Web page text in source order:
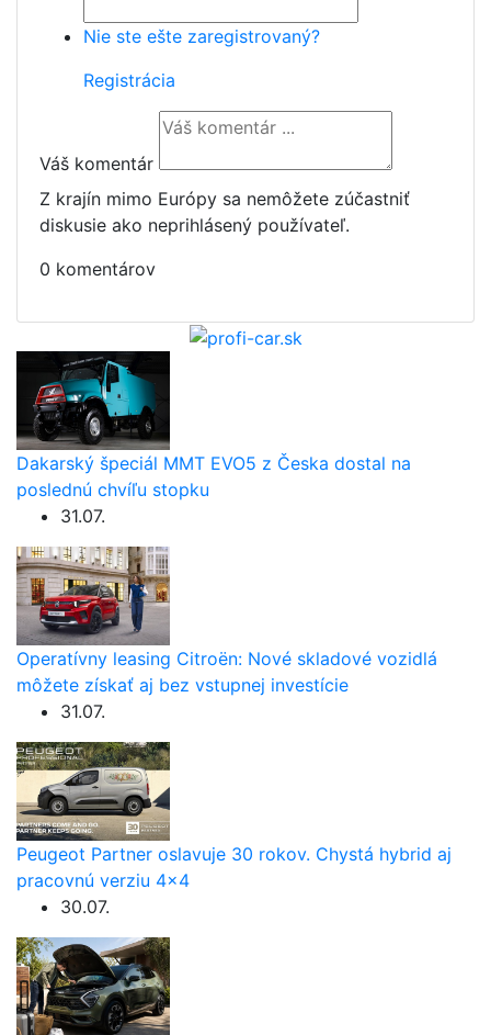
Nie ste ešte zaregistrovaný?
Registrácia
Váš komentár
Z krajín mimo Európy sa nemôžete zúčastniť
diskusie ako neprihlásený používateľ.
0 komentárov
Dakarský špeciál MMT EVO5 z Česka dostal na
poslednú chvíľu stopku
31.07.
Operatívny leasing Citroën: Nové skladové vozidlá
môžete získať aj bez vstupnej investície
31.07.
Peugeot Partner oslavuje 30 rokov. Chystá hybrid aj
pracovnú verziu 4×4
30.07.